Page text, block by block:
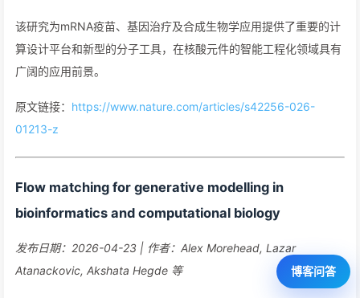
该研究为mRNA疫苗、基因治疗及合成生物学应用提供了重要的计
算设计平台和新型的分子工具，在核酸元件的智能工程化领域具有
广阔的应用前景。
原文链接： https://www.nature.com/articles/s42256-026-
01213-z
Flow matching for generative modelling in
bioinformatics and computational biology
发布日期：2026-04-23 | 作者：Alex Morehead, Lazar
Atanackovic, Akshata Hegde 等
博客问答